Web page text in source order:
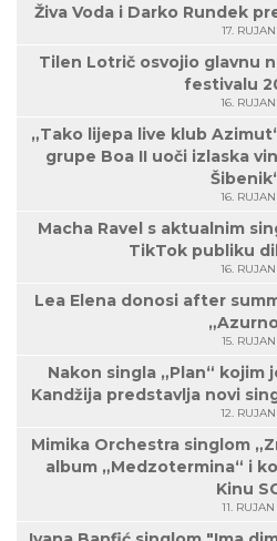
Živa Voda i Darko Rundek
17. RUJAN
Tilen Lotrič osvojio glavnu
festivalu
16. RUJAN
„Tako lijepa live klub
grupe Boa II uoči izlaska
16. RUJAN
Macha Ravel s aktualnim
TikTok publiku
16. RUJAN
Lea Elena donosi after
15. RUJAN
Nakon singla „Plan“ kojim
Kandžija predstavlja novi
12. RUJAN
Mimika Orchestra singlom
album „Medzotermina“ i
Kinu
11. RUJAN